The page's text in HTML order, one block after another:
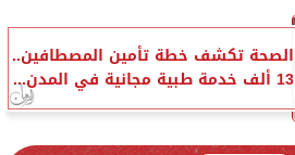
الصحة تكشف خطة تأمين المصطافين..
13 ألف خدمة طبية مجانية في المدن...